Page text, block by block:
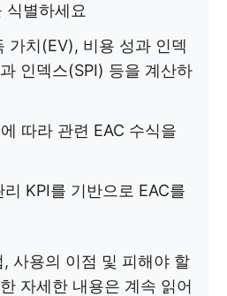
식별하세요
가치(EV), 비용 성과 인덱
인덱스(SPI) 등을 계산하
따라 관련 EAC 수식을
KPI를 기반으로 EAC를
사용의 이점 및 피해야 할
자세한 내용은 계속 읽어